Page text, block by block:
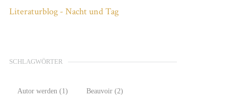
Literaturblog - Nacht und Tag
SCHLAGWÖRTER
Autor werden (1) Beauvoir (2)